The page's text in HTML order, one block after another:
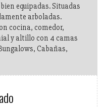
equipadas. Situadas
arboladas.
cocina, comedor,
y altillo con 4 camas
Cabañas,